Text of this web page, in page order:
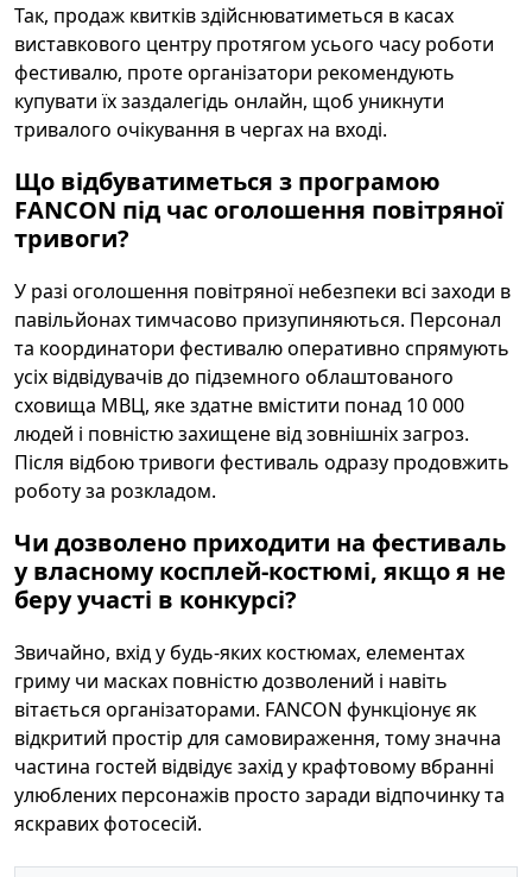
Так, продаж квитків здійснюватиметься в касах
виставкового центру протягом усього часу роботи
фестивалю, проте організатори рекомендують
купувати їх заздалегідь онлайн, щоб уникнути
тривалого очікування в чергах на вході.
Що відбуватиметься з програмою
FANCON під час оголошення повітряної
тривоги?
У разі оголошення повітряної небезпеки всі заходи в
павільйонах тимчасово призупиняються. Персонал
та координатори фестивалю оперативно спрямують
усіх відвідувачів до підземного облаштованого
сховища МВЦ, яке здатне вмістити понад 10 000
людей і повністю захищене від зовнішніх загроз.
Після відбою тривоги фестиваль одразу продовжить
роботу за розкладом.
Чи дозволено приходити на фестиваль
у власному косплей-костюмі, якщо я не
беру участі в конкурсі?
Звичайно, вхід у будь-яких костюмах, елементах
гриму чи масках повністю дозволений і навіть
вітається організаторами. FANCON функціонує як
відкритий простір для самовираження, тому значна
частина гостей відвідує захід у крафтовому вбранні
улюблених персонажів просто заради відпочинку та
яскравих фотосесій.